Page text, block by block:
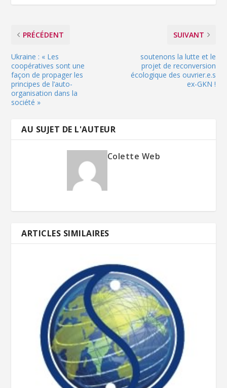
PRÉCÉDENT
Ukraine : « Les
coopératives sont une
façon de propager les
principes de l’auto-
organisation dans la
société »
SUIVANT
soutenons la lutte et le
projet de reconversion
écologique des ouvrier.e.s
ex-GKN !
AU SUJET DE L'AUTEUR
Colette Web
ARTICLES SIMILAIRES